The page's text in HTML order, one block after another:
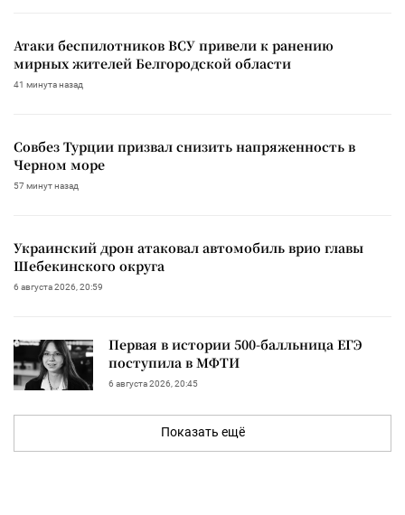
Атаки беспилотников ВСУ привели к ранению
мирных жителей Белгородской области
41 минута назад
Совбез Турции призвал снизить напряженность в
Черном море
57 минут назад
Украинский дрон атаковал автомобиль врио главы
Шебекинского округа
6 августа 2026, 20:59
Первая в истории 500-балльница ЕГЭ
поступила в МФТИ
6 августа 2026, 20:45
Показать ещё